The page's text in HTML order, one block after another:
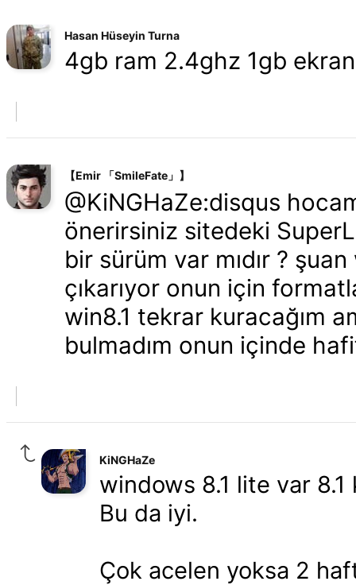
Hasan Hüseyin Turna
4gb ram 2.4ghz 1gb ekran
【Emir 「SmileFate」】
@KiNGHaZe:disqus
önerirsiniz sitedeki
bir sürüm var mıdır ?
çıkarıyor onun için
win8.1 tekrar kuracağım
bulmadım onun içinde
KiNGHaZe
windows 8.1 lite var
Bu da iyi.
Çok acelen yoksa 2